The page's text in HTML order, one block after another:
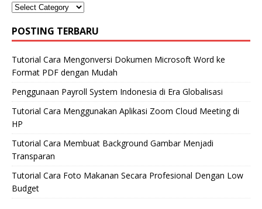
POSTING TERBARU
Tutorial Cara Mengonversi Dokumen Microsoft Word ke
Format PDF dengan Mudah
Penggunaan Payroll System Indonesia di Era Globalisasi
Tutorial Cara Menggunakan Aplikasi Zoom Cloud Meeting di
HP
Tutorial Cara Membuat Background Gambar Menjadi
Transparan
Tutorial Cara Foto Makanan Secara Profesional Dengan Low
Budget